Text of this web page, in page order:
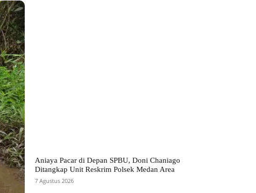
Aniaya Pacar di Depan SPBU, Doni Chaniago
Ditangkap Unit Reskrim Polsek Medan Area
7 Agustus 2026